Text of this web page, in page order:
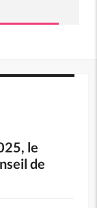
le
de